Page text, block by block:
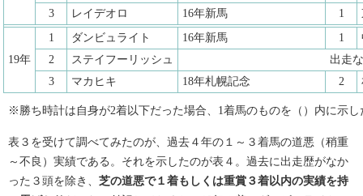
3
レイデオロ 16年新馬 1
19年
1 ダンビュライト 16年新馬 1
2
ステイフーリッシュ
出走
3
マカヒキ 18年札幌記念 2
※勝ち時計は自身が2着以下だった場合、1着馬のものを（）内に示し
表３を受けて調べてみたのが、過去４年の１～３着馬の道悪（稍重
～不良）実績である。それを示したのが表４。過去に出走歴がなか
った３頭を除き、 芝の道悪で１着もしくは重賞３着以内の実績を持